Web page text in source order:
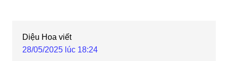
Diệu Hoa viết
28/05/2025 lúc 18:24